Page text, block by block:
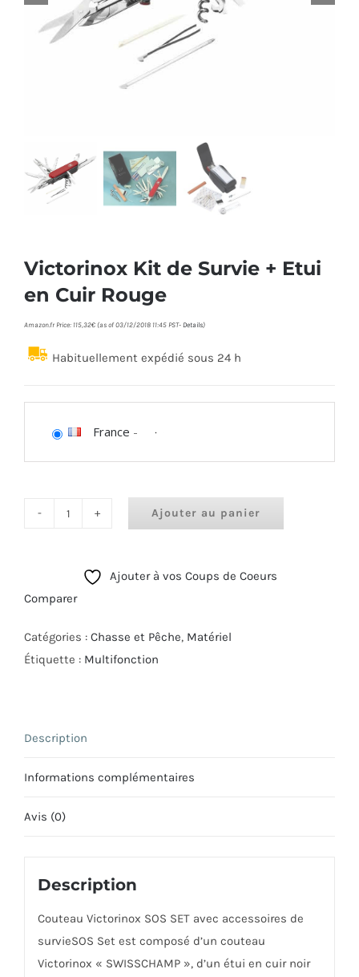
Victorinox Kit de Survie + Etui
en Cuir Rouge
Amazon.fr Price: 115,32€ (as of 03/12/2018 11:45 PST- Details)
Habituellement expédié sous 24 h
France -
Victorinox
Survie
+
Ajouter au panier
Ajouter à vos Coups de Coeurs
Comparer
Catégories : Chasse et Pêche, Matériel
Étiquette : Multifonction
Description
Informations complémentaires
Avis (0)
Description
Couteau Victorinox SOS SET avec accessoires de
survieSOS Set est composé d’un couteau
Victorinox « SWISSCHAMP », d’un étui en cuir noir